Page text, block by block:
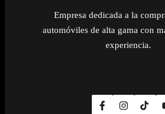
Empresa dedicada a la
automóviles de alta gama con
experiencia.